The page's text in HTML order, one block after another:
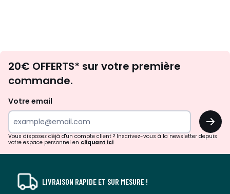
d'inspirations
surprises?
20€ OFFERTS* sur votre première
commande.
Votre email
OK
Vous disposez déjà d'un compte client ? Inscrivez-vous à la newsletter depuis
votre espace personnel en cliquant ici
LIVRAISON RAPIDE ET SUR MESURE !